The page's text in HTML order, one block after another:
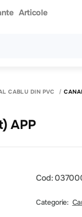
Articole
CABLU DIN PVC
APP
Cod:
Categorie: